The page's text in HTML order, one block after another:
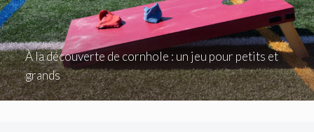
À la découverte de cornhole : un jeu pour petits et
grands